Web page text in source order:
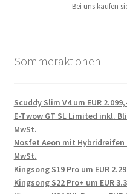
Bei uns kaufen
Sommeraktionen
Scuddy Slim V4 um EUR
E-Twow GT SL Limited inkl.
MwSt.
Nosfet Aeon mit Hybridreifen
MwSt.
Kingsong S19 Pro um EUR
Kingsong S22 Pro+ um EUR